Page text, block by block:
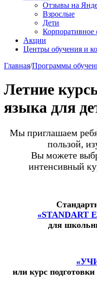
Отзывы на
Взрослые
Дети
Корпоративное
Акции
Центры обучения и
Главная/Программы
Летние
языка для
Мы приглашаем
пользой,
Вы можете
интенсивный
«STANDART
для
или курс